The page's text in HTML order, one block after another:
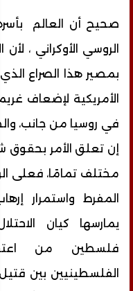
صحيح أن العالم
الروسي الأوكراني ،
بمصير هذا الصراع الذي
الأمريكية لإضعاف
في روسيا من جانب،
إن تعلق الأمر بحقوق
مختلف تمامًا، فعلى
المفرط واستمرار
يمارسها كيان
فلسطين من
الفلسطينيين بين